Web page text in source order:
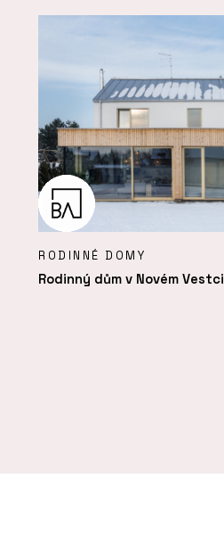
RODINNÉ DOMY
Rodinný dům v Novém Vestci